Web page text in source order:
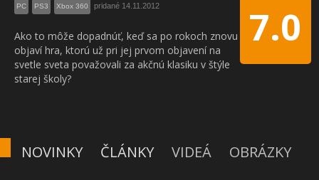
7.0
PC PS3 Xbox 360 pridané 14.11.2012
Ako to môže dopadnúť, keď sa po rokoch znovu
objaví hra, ktorú už pri jej prvom objavení na
svetle sveta považovali za akčnú klasiku v štýle
starej školy?
NOVINKY ČLÁNKY VIDEÁ OBRÁZKY